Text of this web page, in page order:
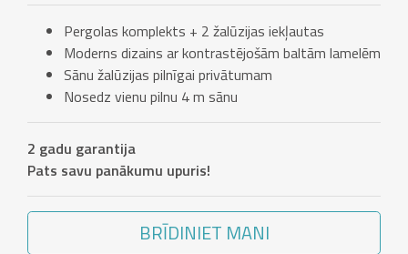
Pergolas komplekts + 2 žalūzijas iekļautas
Moderns dizains ar kontrastējošām baltām lamelēm
Sānu žalūzijas pilnīgai privātumam
Nosedz vienu pilnu 4 m sānu
2 gadu garantija
Pats savu panākumu upuris!
BRĪDINIET MANI